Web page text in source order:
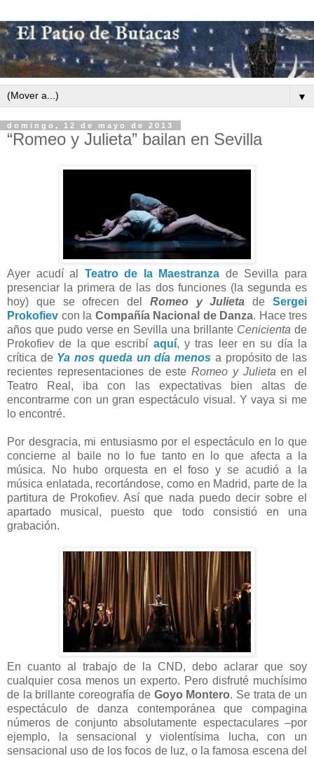
▼
domingo, 12 de mayo de 2013
“Romeo y Julieta” bailan en Sevilla
Ayer acudí al Teatro de la Maestranza de Sevilla para
presenciar la primera de las dos funciones (la segunda es
hoy) que se ofrecen del Romeo y Julieta deSergei
Prokofiev con la Compañía Nacional de Danza. Hace tres
años que pudo verse en Sevilla una brillante Cenicienta de
Prokofiev de la que escribí aquí, y tras leer en su día la
crítica de Ya nos queda un día menos a propósito de las
recientes representaciones de este Romeo y Julieta en el
Teatro Real, iba con las expectativas bien altas de
encontrarme con un gran espectáculo visual. Y vaya si me
lo encontré.
Por desgracia, mi entusiasmo por el espectáculo en lo que
concierne al baile no lo fue tanto en lo que afecta a la
música. No hubo orquesta en el foso y se acudió a la
música enlatada, recortándose, como en Madrid, parte de la
partitura de Prokofiev. Así que nada puedo decir sobre el
apartado musical, puesto que todo consistió en una
grabación.
En cuanto al trabajo de la CND, debo aclarar que soy
cualquier cosa menos un experto. Pero disfruté muchísimo
de la brillante coreografía de Goyo Montero. Se trata de un
espectáculo de danza contemporánea que compagina
números de conjunto absolutamente espectaculares –por
ejemplo, la sensacional y violentísima lucha, con un
sensacional uso de los focos de luz, o la famosa escena del